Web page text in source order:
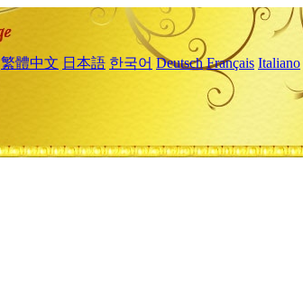
繁體中文 日本語 한국어 Deutsch Français Italiano